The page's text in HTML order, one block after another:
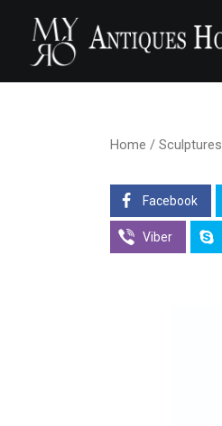
Home / Sculptures
Facebook
Viber